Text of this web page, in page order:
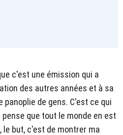
c'est une émission qui a
des autres années et à sa
panoplie de gens. C'est ce qui
que tout le monde en est
le but, c'est de montrer ma